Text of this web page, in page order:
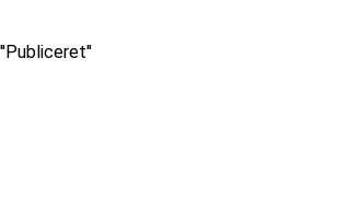
''Publiceret''